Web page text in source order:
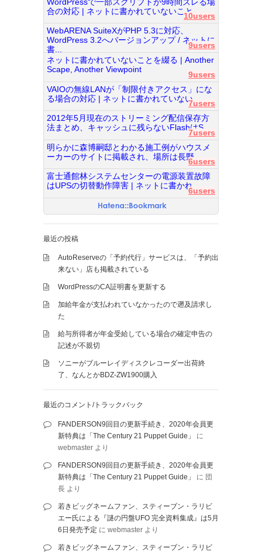
WordPressで一部スクリプトが9時間ズレる場
合の対応 | ネットに書かれていないこと...
10users
WebARENA SuiteXがPHP 5.3に対応、
WordPress 3.2へバージョンアップ / ネットに
書...
9users
ネットに書かれていないことを綴る | Another
Scape, Another Viewpoint
9users
VAIOの無線LANが「制限付きアクセス」にな
る場合の対応 | ネットに書かれていない...
7users
2012年5月現在のストリーミング配信保存方
法まとめ、キャッシュに残らないFlashはS...
7users
明らかに森博嗣邸とわかる施工例がハウスメ
ーカーのサイトに掲載され、場所は長野...
6users
富士通館林システムセンターの電源装置故障
はUPSの切替動作障害 | ネットに書かれ...
6users
最近の投稿
AutoReserveの「予約代行」サービスは、「予約出
来ない」店も掲載されている
WordPressのCA証明書を更新する
加給年金が支払われていなかったので遡及請求し
た
給与所得者が年金受給している場合の確定申告の
記述が不親切
ソニーがブルーレイディスクレコーダー出荷終
了、なんとかBDZ-ZW1900購入
最近のコメント/トラックバック
FANDERSON9回目の更新手続き、2020年会員更
新特典は「The Century 21 Puppet Guide」
に
webmaster より
FANDERSON9回目の更新手続き、2020年会員更
新特典は「The Century 21 Puppet Guide」
に 団
長 より
若きビッグネームファン、スティーブン・ラリビ
エー氏による『謎の円盤UFO 完全資料集成』は5月
6日発売予定 に webmaster より
若きビッグネームファン、スティーブン・ラリビ